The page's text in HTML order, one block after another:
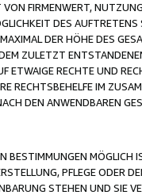
FIRMENWERT,
DES
DER HÖHE DES
ZULETZT
ETWAIGE RECHTE UND
RECHTSBEHELFE IM
DEN ANWENDBAREN
MÖGLICH
PFLEGE ODER
STEHEN UND SIE